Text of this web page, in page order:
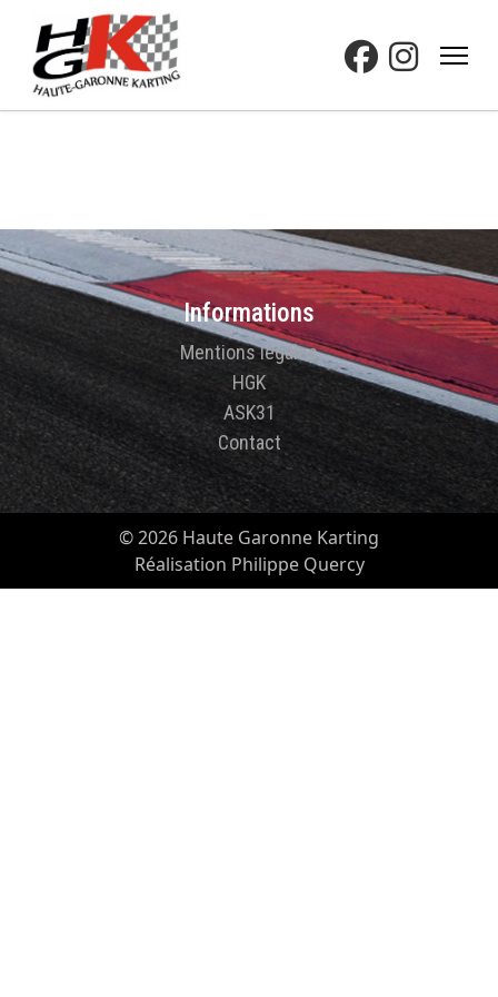
Informations
Mentions légales
HGK
ASK31
Contact
© 2026 Haute Garonne Karting
Réalisation Philippe Quercy